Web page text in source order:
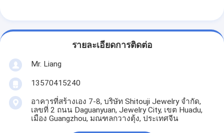
รายละเอียดการติดต่อ
Mr. Liang
13570415240
อาคารที่สร้างเอง 7-8, บริษัท Shitouji Jewelry จำกัด,
เลขที่ 2 ถนน Daguanyuan, Jewelry City, เขต Huadu,
เมือง Guangzhou, มณฑลกวางตุ้ง, ประเทศจีน